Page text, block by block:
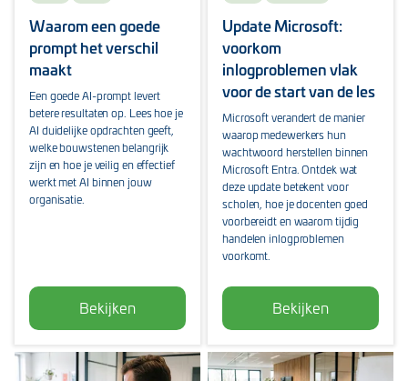
Waarom een goede
prompt het verschil
maakt
Een goede AI-prompt levert
betere resultaten op. Lees hoe je
AI duidelijke opdrachten geeft,
welke bouwstenen belangrijk
zijn en hoe je veilig en effectief
werkt met AI binnen jouw
organisatie.
Bekijken
Update Microsoft:
voorkom
inlogproblemen vlak
voor de start van de les
Microsoft verandert de manier
waarop medewerkers hun
wachtwoord herstellen binnen
Microsoft Entra. Ontdek wat
deze update betekent voor
scholen, hoe je docenten goed
voorbereidt en waarom tijdig
handelen inlogproblemen
voorkomt.
Bekijken